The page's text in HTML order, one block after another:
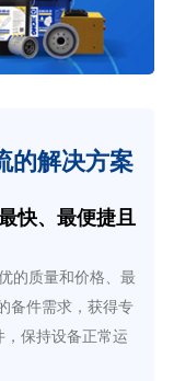
的解决方案
快、最便捷且
的质量和价格、最
备件需求，获得专
保持设备正常运